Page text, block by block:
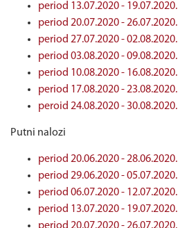
period 13.07.2020 - 19.07.2020.
period 20.07.2020 - 26.07.2020.
period 27.07.2020 - 02.08.2020.
period 03.08.2020 - 09.08.2020.
period 10.08.2020 - 16.08.2020.
period 17.08.2020 - 23.08.2020.
peroid 24.08.2020 - 30.08.2020.
Putni nalozi
period 20.06.2020 - 28.06.2020.
period 29.06.2020 - 05.07.2020.
period 06.07.2020 - 12.07.2020.
period 13.07.2020 - 19.07.2020.